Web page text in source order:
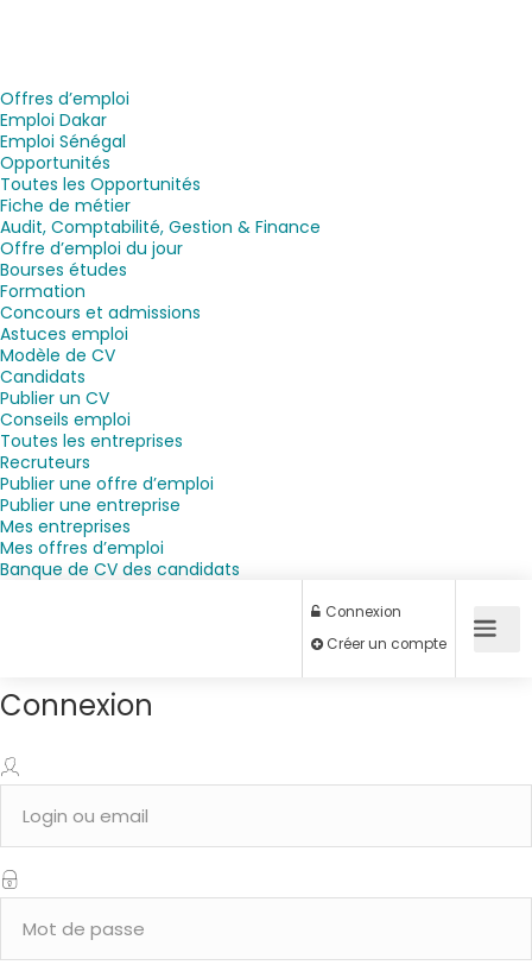
Offres d’emploi
Emploi Dakar
Emploi Sénégal
Opportunités
Toutes les Opportunités
Fiche de métier
Audit, Comptabilité, Gestion & Finance
Offre d’emploi du jour
Bourses études
Formation
Concours et admissions
Astuces emploi
Modèle de CV
Candidats
Publier un CV
Conseils emploi
Toutes les entreprises
Recruteurs
Publier une offre d’emploi
Publier une entreprise
Mes entreprises
Mes offres d’emploi
Banque de CV des candidats
Connexion